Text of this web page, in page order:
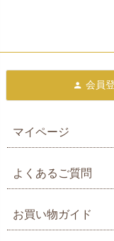
会員
マイページ
よくあるご質問
お買い物ガイド